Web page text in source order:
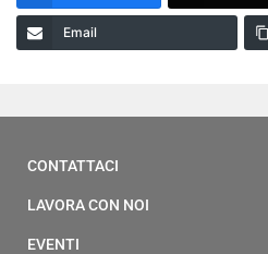
Email
CONTATTACI
LAVORA CON NOI
EVENTI